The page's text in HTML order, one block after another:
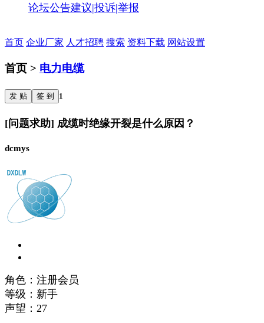
论坛公告建议|投诉|举报
首页 企业厂家 人才招聘 搜索 资料下载 网站设置
首页 > 电力电缆
发 贴 签 到 1
[问题求助] 成缆时绝缘开裂是什么原因？
dcmys
角色：注册会员
等级：新手
声望： 27